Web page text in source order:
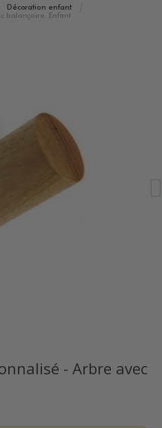
Décoration enfant
balançoire. Enfant
- Arbre avec